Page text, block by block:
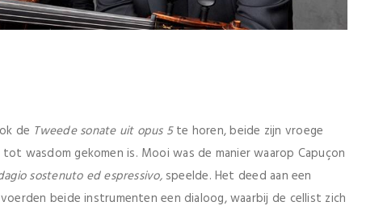
de Tweede sonate uit opus 5te horen, beide zijn vroege
wasdom gekomen is. Mooi was de manier waarop Capuçon
sostenuto ed espressivo, speelde. Het deed aan een
beide instrumenten een dialoog, waarbij de cellist zich